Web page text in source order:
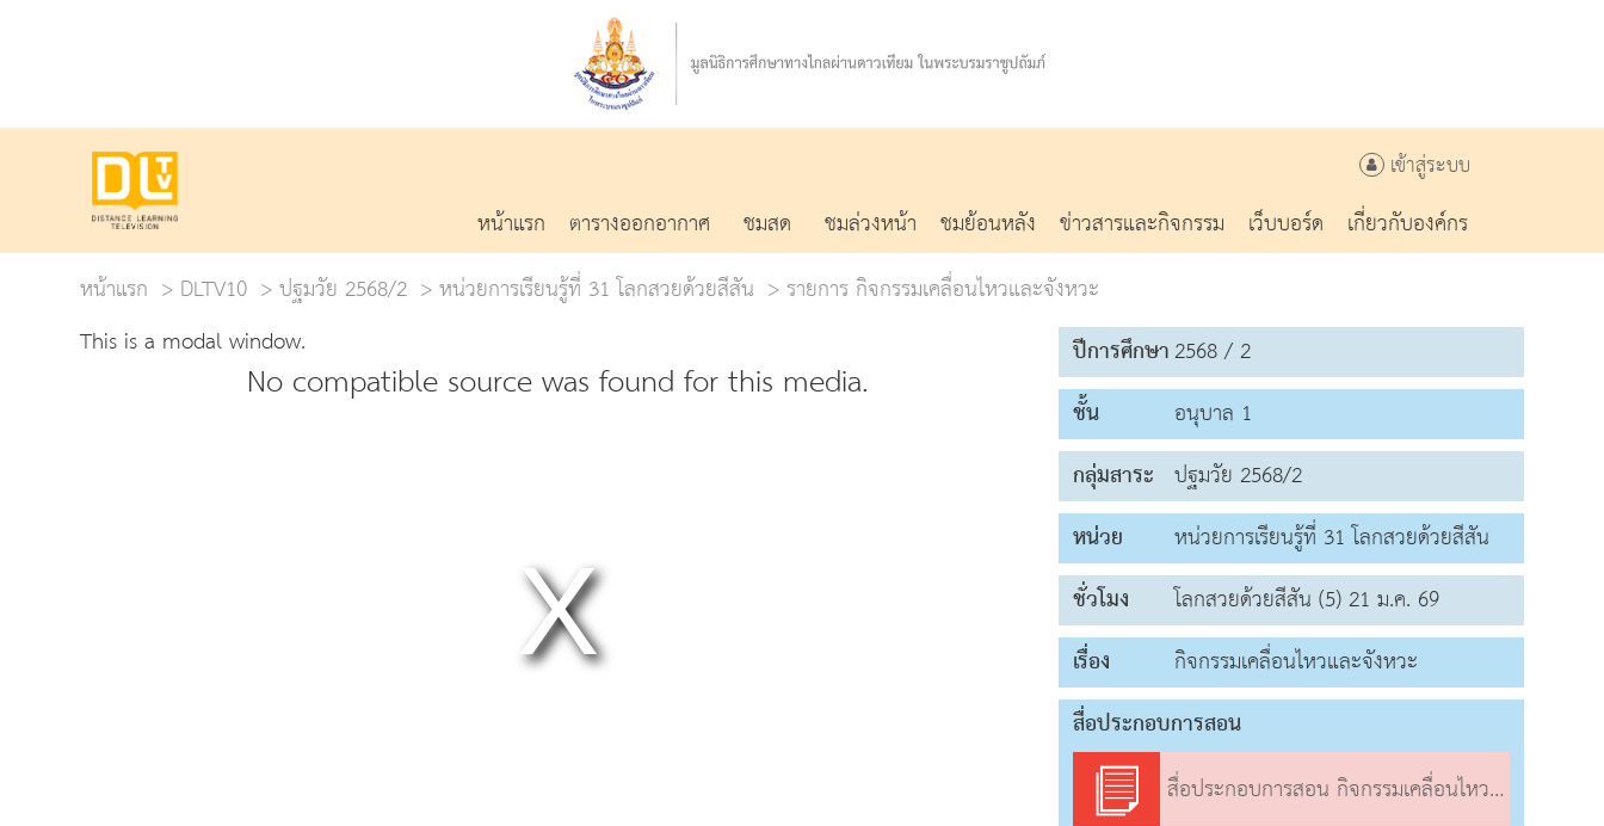
เข้าสู่ระบบ
หน้าแรก ตารางออกอากาศ ชมสด ชมล่วงหน้า ชมย้อนหลัง ข่าวสารและกิจกรรม เว็บบอร์ด
เกี่ยวกับองค์กร
หน้าแรก
DLTV10 ปฐมวัย 2568/2 หน่วยการเรียนรู้ที่ 31 โลกสวยด้วยสีสัน
รายการ กิจกรรมเคลื่อนไหวและจังหวะ
This is a modal window.
No compatible source was found for this media.
ปีการศึกษา2568 / 2
ชั้น
อนุบาล 1
กลุ่มสาระ ปฐมวัย 2568/2
หน่วย
หน่วยการเรียนรู้ที่ 31 โลกสวยด้วยสีสัน
ชั่วโมง
โลกสวยด้วยสีสัน (5) 21 ม.ค. 69
เรื่อง
กิจกรรมเคลื่อนไหวและจังหวะ
สื่อประกอบการสอน
สื่อประกอบการสอน กิจกรรมเคลื่อนไหวและจังหวะ